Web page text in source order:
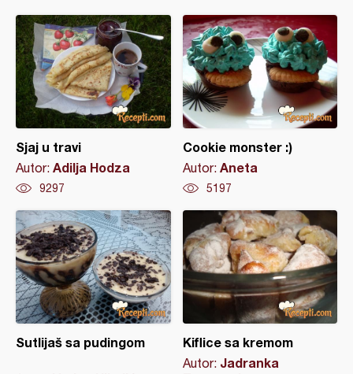
Sjaj u travi
Autor: Adilja Hodza
9297
Cookie monster :)
Autor: Aneta
5197
Sutlijaš sa pudingom Kiflice sa kremom
Autor: Jadranka